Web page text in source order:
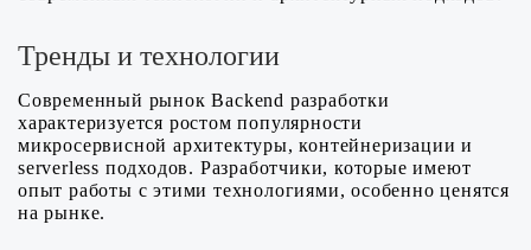
Тренды и технологии
Современный рынок Backend разработки
характеризуется ростом популярности
микросервисной архитектуры, контейнеризации и
serverless подходов. Разработчики, которые имеют
опыт работы с этими технологиями, особенно ценятся
на рынке.